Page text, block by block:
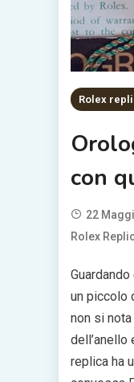
Rolex
con
22
Rolex
un piccolo
non si
dell’anello
replica ha